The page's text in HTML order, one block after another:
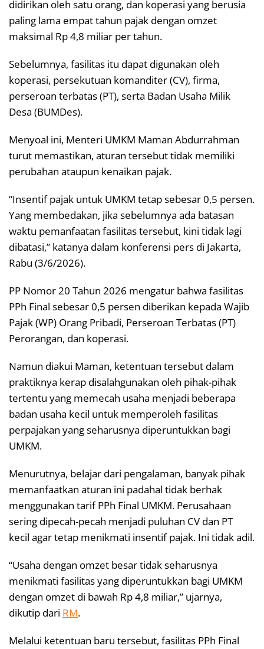
didirikan oleh satu orang, dan koperasi yang berusia
paling lama empat tahun pajak dengan omzet
maksimal Rp 4,8 miliar per tahun.
Sebelumnya, fasilitas itu dapat digunakan oleh
koperasi, persekutuan komanditer (CV), firma,
perseroan terbatas (PT), serta Badan Usaha Milik
Desa (BUMDes).
Menyoal ini, Menteri UMKM Maman Abdurrahman
turut memastikan, aturan tersebut tidak memiliki
perubahan ataupun kenaikan pajak.
“Insentif pajak untuk UMKM tetap sebesar 0,5 persen.
Yang membedakan, jika sebelumnya ada batasan
waktu pemanfaatan fasilitas tersebut, kini tidak lagi
dibatasi,” katanya dalam konferensi pers di Jakarta,
Rabu (3/6/2026).
PP Nomor 20 Tahun 2026 mengatur bahwa fasilitas
PPh Final sebesar 0,5 persen diberikan kepada Wajib
Pajak (WP) Orang Pribadi, Perseroan Terbatas (PT)
Perorangan, dan koperasi.
Namun diakui Maman, ketentuan tersebut dalam
praktiknya kerap disalahgunakan oleh pihak-pihak
tertentu yang memecah usaha menjadi beberapa
badan usaha kecil untuk memperoleh fasilitas
perpajakan yang seharusnya diperuntukkan bagi
UMKM.
Menurutnya, belajar dari pengalaman, banyak pihak
memanfaatkan aturan ini padahal tidak berhak
menggunakan tarif PPh Final UMKM. Perusahaan
sering dipecah-pecah menjadi puluhan CV dan PT
kecil agar tetap menikmati insentif pajak. Ini tidak adil.
“Usaha dengan omzet besar tidak seharusnya
menikmati fasilitas yang diperuntukkan bagi UMKM
dengan omzet di bawah Rp 4,8 miliar,” ujarnya,
dikutip dari RM.
Melalui ketentuan baru tersebut, fasilitas PPh Final